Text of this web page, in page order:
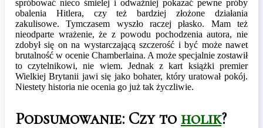
spróbować nieco śmielej i odważniej pokazać pewne próby
obalenia Hitlera, czy też bardziej złożone działania
zakulisowe. Tymczasem wyszło raczej płasko. Mam też
nieodparte wrażenie, że z powodu pochodzenia autora, nie
zdobył się on na wystarczającą szczerość i być może nawet
brutalność w ocenie Chamberlaina. A może specjalnie zostawił
to czytelnikowi, nie wiem. Jednak z kart książki premier
Wielkiej Brytanii jawi się jako bohater, który uratował pokój.
Niestety historia nie ocenia go już tak życzliwie.
Podsumowanie: Czy toholik?